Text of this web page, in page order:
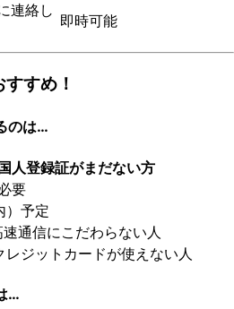
連絡し
即時可能
すめ！
のは…
人登録証がまだない方
要
）予定
通信にこだわらない人
ジットカードが使えない人
…